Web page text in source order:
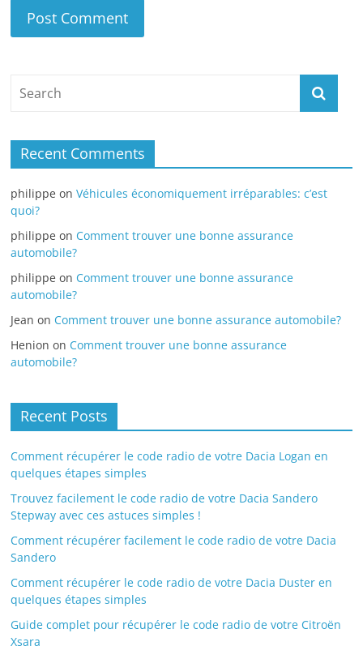
Recent Comments
philippe onVéhicules économiquement irréparables: c’est
quoi?
philippe on Comment trouver une bonne assurance
automobile?
philippe on Comment trouver une bonne assurance
automobile?
Jean on Comment trouver une bonne assurance automobile?
Henion on Comment trouver une bonne assurance
automobile?
Recent Posts
Comment récupérer le code radio de votre Dacia Logan en
quelques étapes simples
Trouvez facilement le code radio de votre Dacia Sandero
Stepway avec ces astuces simples !
Comment récupérer facilement le code radio de votre Dacia
Sandero
Comment récupérer le code radio de votre Dacia Duster en
quelques étapes simples
Guide complet pour récupérer le code radio de votre Citroën
Xsara